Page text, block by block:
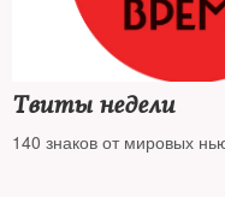
Твиты недели
140 знаков от мировых